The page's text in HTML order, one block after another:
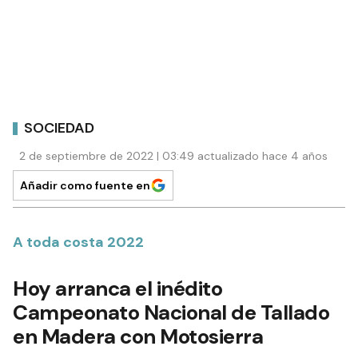
SOCIEDAD
2 de septiembre de 2022 | 03:49 actualizado hace 4 años
Añadir como fuente en
A toda costa 2022
Hoy arranca el inédito
Campeonato Nacional de Tallado
en Madera con Motosierra